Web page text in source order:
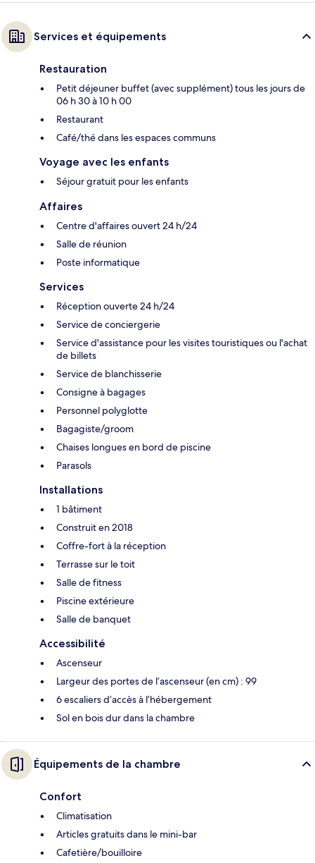
Services et équipements
Restauration
Petit déjeuner buffet (avec supplément) tous les jours de
06 h 30 à 10 h 00
Restaurant
Café/thé dans les espaces communs
Voyage avec les enfants
Séjour gratuit pour les enfants
Affaires
Centre d'affaires ouvert 24 h/24
Salle de réunion
Poste informatique
Services
Réception ouverte 24 h/24
Service de conciergerie
Service d'assistance pour les visites touristiques ou l'achat
de billets
Service de blanchisserie
Consigne à bagages
Personnel polyglotte
Bagagiste/groom
Chaises longues en bord de piscine
Parasols
Installations
1 bâtiment
Construit en 2018
Coffre-fort à la réception
Terrasse sur le toit
Salle de fitness
Piscine extérieure
Salle de banquet
Accessibilité
Ascenseur
Largeur des portes de l’ascenseur (en cm) : 99
6 escaliers d’accès à l’hébergement
Sol en bois dur dans la chambre
Équipements de la chambre
Confort
Climatisation
Articles gratuits dans le mini-bar
Cafetière/bouilloire